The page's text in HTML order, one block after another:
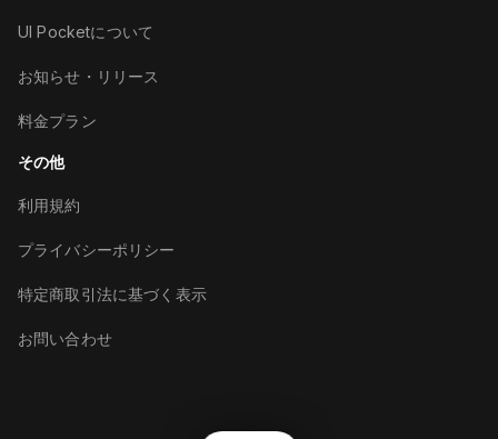
UI Pocketについて
お知らせ・リリース
料金プラン
その他
利用規約
プライバシーポリシー
特定商取引法に基づく表示
お問い合わせ